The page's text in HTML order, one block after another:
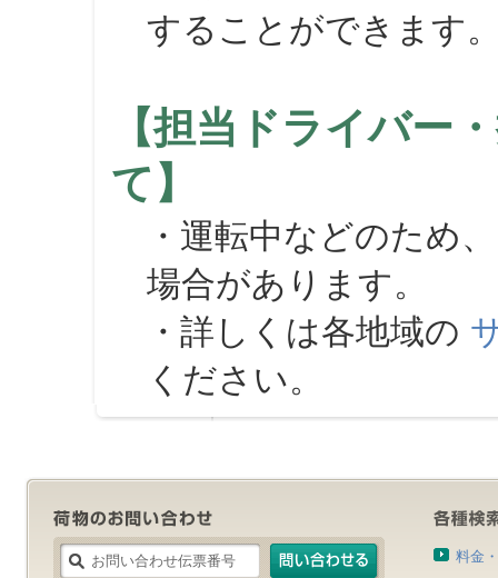
することができます
【担当ドライバー
て】
・運転中などのため
場合があります。
・詳しくは各地域の
ください。
料金